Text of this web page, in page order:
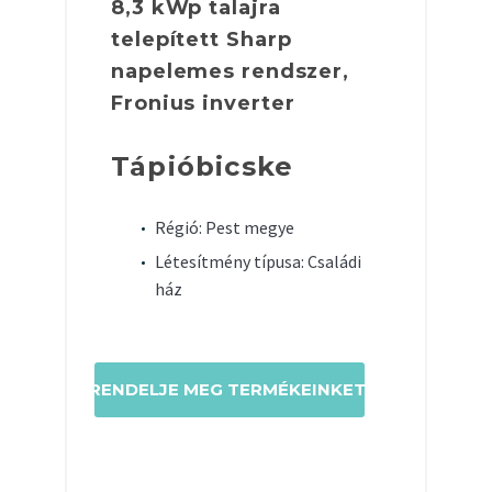
8,3 kWp talajra
telepített Sharp
napelemes rendszer,
Fronius inverter
Tápióbicske
Régió: Pest megye
Létesítmény típusa: Családi
ház
RENDELJE MEG TERMÉKEINKET!